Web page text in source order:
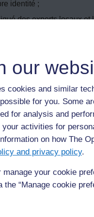
our
cookies and similar
for you. Some
for analysis and
activities for
on how The
and privacy policy.
your cookie
“Manage cookie
identité ;
des experts locaux et
qui on est et avoir
et si on peut savoir
permettre d'y
vos élèves à
invitant des visiteurs
les artéfacts, vous
leurs